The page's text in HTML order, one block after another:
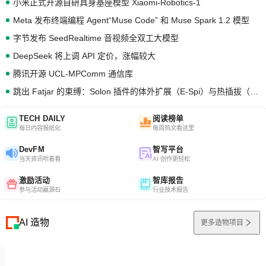
小米正式开源自研具身基座模型 Xiaomi-Robotics-1
Meta 发布终端编程 Agent“Muse Code” 和 Muse Spark 1.2 模型
字节发布 SeedRealtime 音视频全双工大模型
DeepSeek 将上调 API 定价，涨幅较大
腾讯开源 UCL-MPComm 通信库
TECH DAILY
每日内容报纸化
阅读榜单
每周热文看这里
DevFM
当天资讯听着看
智写平台
AI 创作更轻松
激励活动
参与活动赢源石
智库报告
行业技术报告
AI 造物 更多造物项目